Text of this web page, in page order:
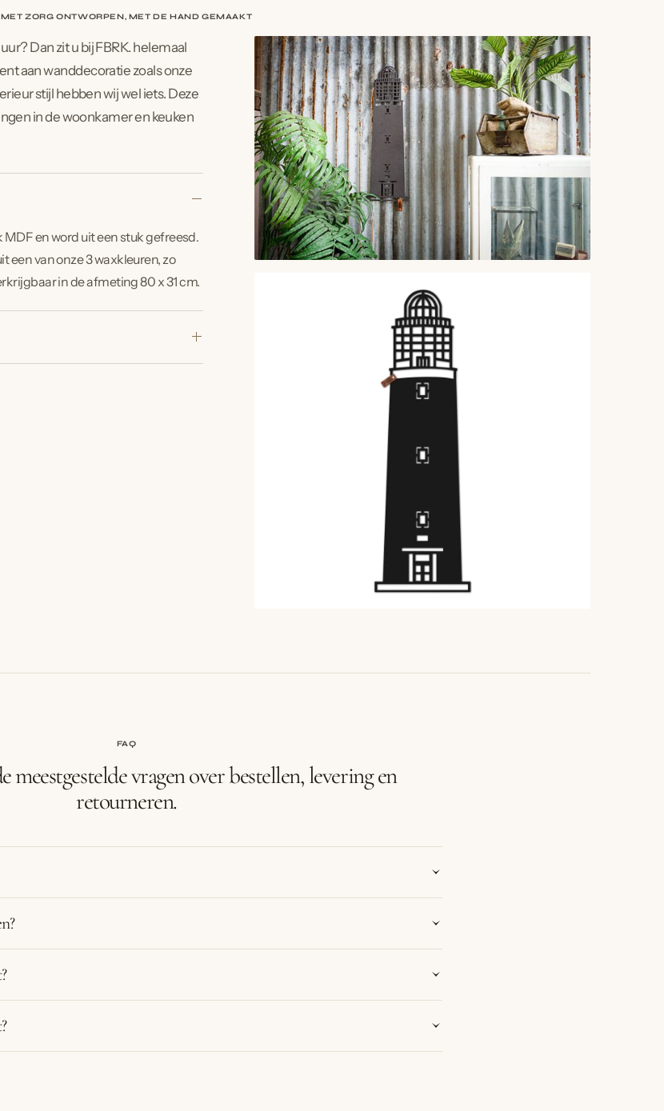
MET ZORG ONTWORPEN, MET DE HAND GEMAAKT
Dan zit u bij FBRK. helemaal
aan wanddecoratie zoals onze
stijl hebben wij wel iets. Deze
in de woonkamer en keuken
en word uit een stuk gefreesd.
een van onze 3 waxkleuren, zo
in de afmeting 80 x 31 cm.
FAQ
vragen over bestellen, levering en
retourneren.